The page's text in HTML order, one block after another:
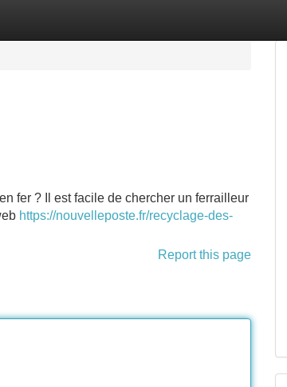
fer ? Il est facile de chercher un ferrailleur
https://nouvelleposte.fr/recyclage-des-
Report this page